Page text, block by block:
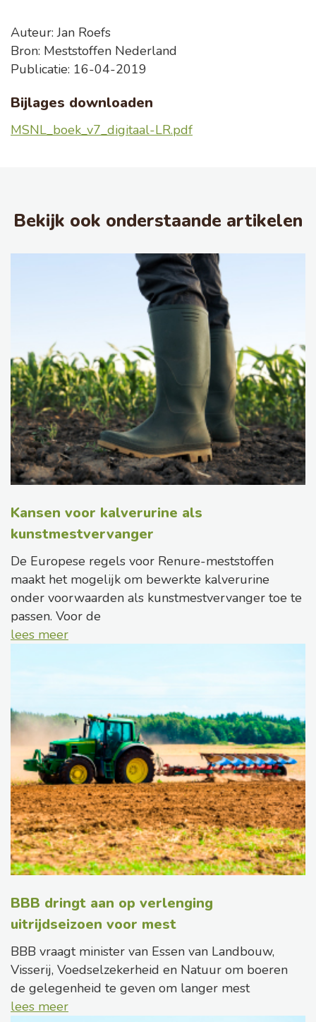
Auteur: Jan Roefs
Bron: Meststoffen Nederland
Publicatie: 16-04-2019
Bijlages downloaden
MSNL_boek_v7_digitaal-LR.pdf
Bekijk ook onderstaande artikelen
Kansen voor kalverurine als
kunstmestvervanger
De Europese regels voor Renure-meststoffen
maakt het mogelijk om bewerkte kalverurine
onder voorwaarden als kunstmestvervanger toe te
passen. Voor de
lees meer
BBB dringt aan op verlenging
uitrijdseizoen voor mest
BBB vraagt minister van Essen van Landbouw,
Visserij, Voedselzekerheid en Natuur om boeren
de gelegenheid te geven om langer mest
lees meer